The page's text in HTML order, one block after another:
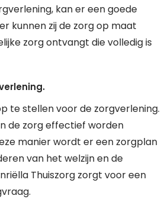
kan er een goede
kunnen zij de zorg op maat
zorg ontvangt die volledig is
te stellen voor de zorgverlening.
de zorg effectief worden
manier wordt er een zorgplan
van het welzijn en de
Thuiszorg zorgt voor een